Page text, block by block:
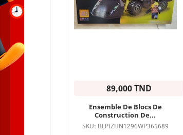
89,000 TND
Ensemble De Blocs De
Construction De...
SKU: BLPIZHN1296WP365689